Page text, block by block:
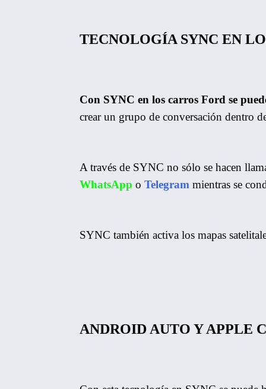
TECNOLOGÍA SYNC EN
Con SYNC en los carros Ford se
crear un grupo de conversación dentro
A través de SYNC no sólo se hacen
WhatsApp oTelegram mientras se
SYNC también activa los mapas
ANDROID AUTO Y APPLE